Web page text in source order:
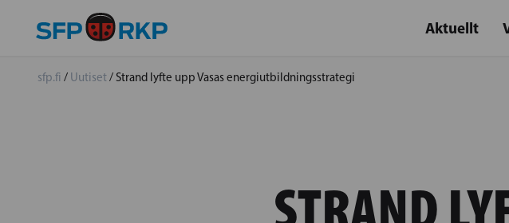
Aktuellt
sfp.fi / Uutiset/ Strand lyfte upp Vasas energiutbildningsstrategi
STRAND